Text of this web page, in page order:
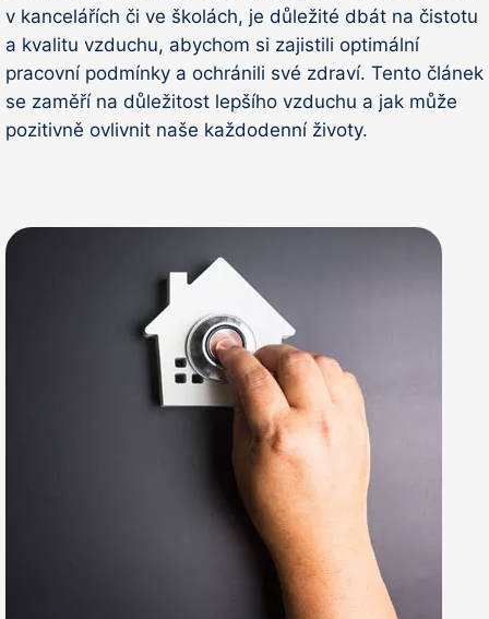
v kancelářích či ve školách, je důležité dbát na čistotu
a kvalitu vzduchu, abychom si zajistili optimální
pracovní podmínky a ochránili své zdraví. Tento článek
se zaměří na důležitost lepšího vzduchu a jak může
pozitivně ovlivnit naše každodenní životy.